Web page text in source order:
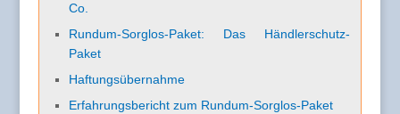
Co.
Rundum-Sorglos-Paket: Das Händlerschutz-
Paket
Haftungsübernahme
Erfahrungsbericht zum Rundum-Sorglos-Paket